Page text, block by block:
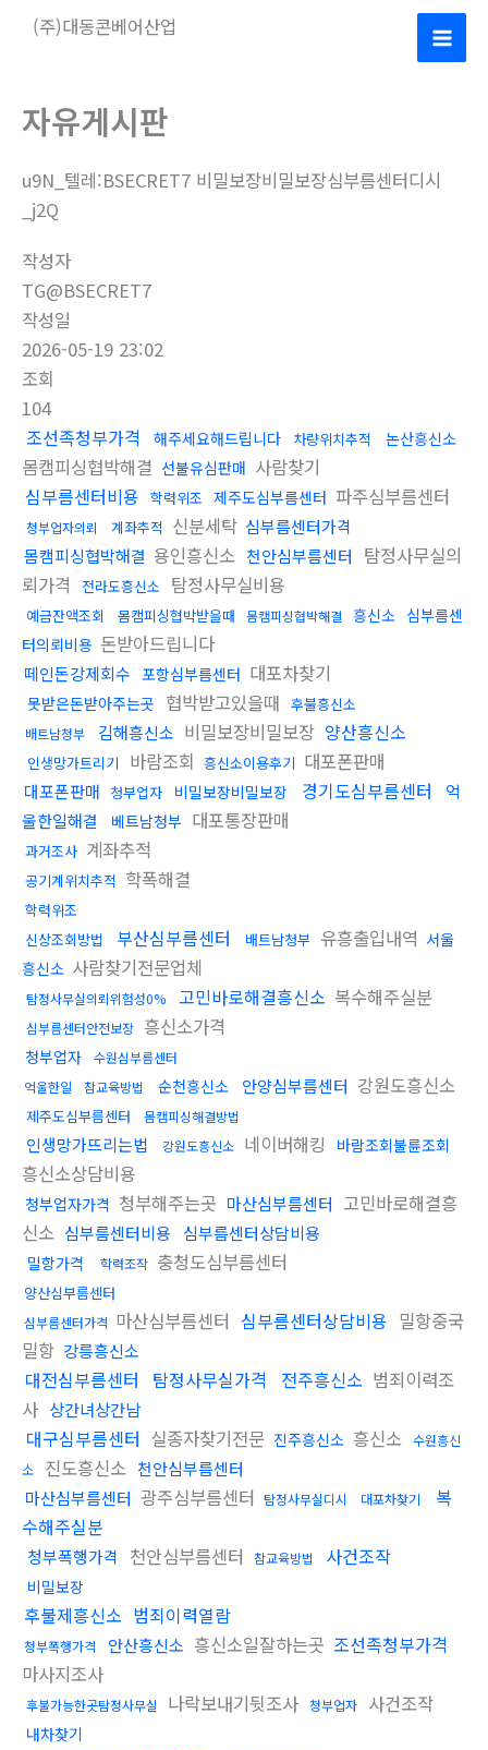
(주)대동콘베어산업
Main
자유게시판
u9N_텔레:BSECRET7 비밀보장비밀보장심부름센터디시
_j2Q
작성자
TG@BSECRET7
작성일
2026-05-19 23:02
조회
104
조선족청부가격
해주세요해드립니다 차량위치추적 논산흥신소
몸캠피싱협박해결 선불유심판매 사람찾기
심부름센터비용 학력위조 제주도심부름센터 파주심부름센터
청부업자의뢰 계좌추적 신분세탁 심부름센터가격
몸캠피싱협박해결 용인흥신소 천안심부름센터
탐정사무실의
뢰가격
전라도흥신소 탐정사무실비용
예금잔액조회 몸캠피싱협박받을때 몸캠피싱협박해결 흥신소 심부름센
터의뢰비용 돈받아드립니다
떼인돈강제회수 포항심부름센터 대포차찾기
못받은돈받아주는곳 협박받고있을때 후불흥신소
배트남청부 김해흥신소 비밀보장비밀보장 양산흥신소
인생망가트리기 바람조회 흥신소이용후기 대포폰판매
대포폰판매 청부업자 비밀보장비밀보장 경기도심부름센터
억
울한일해결
베트남청부 대포통장판매
과거조사 계좌추적
공기계위치추적 학폭해결
학력위조
신상조회방법
부산심부름센터 배트남청부 유흥출입내역 서울
흥신소 사람찾기전문업체
탐정사무실의뢰위험성0% 고민바로해결흥신소 복수해주실분
심부름센터안전보장 흥신소가격
청부업자
수원심부름센터
억울한일
참교육방법 순천흥신소 안양심부름센터 강원도흥신소
제주도심부름센터 몸캠피싱해결방법
인생망가뜨리는법 강원도흥신소 네이버해킹 바람조회불륜조회
흥신소상담비용
청부업자가격 청부해주는곳 마산심부름센터 고민바로해결흥
신소 심부름센터비용 심부름센터상담비용
밀항가격 학력조작 충청도심부름센터
양산심부름센터
심부름센터가격 마산심부름센터 심부름센터상담비용 밀항중국
밀항 강릉흥신소
대전심부름센터 탐정사무실가격 전주흥신소 범죄이력조
사 상간녀상간남
대구심부름센터 실종자찾기전문 진주흥신소 흥신소 수원흥신
소
진도흥신소 천안심부름센터
마산심부름센터 광주심부름센터 탐정사무실디시 대포차찾기
복
수해주실분
청부폭행가격 천안심부름센터 참교육방법 사건조작
비밀보장
후불제흥신소 범죄이력열람
청부폭행가격 안산흥신소 흥신소일잘하는곳 조선족청부가격
마사지조사
후불가능한곳탐정사무실 나락보내기뒷조사 청부업자 사건조작
내차찾기